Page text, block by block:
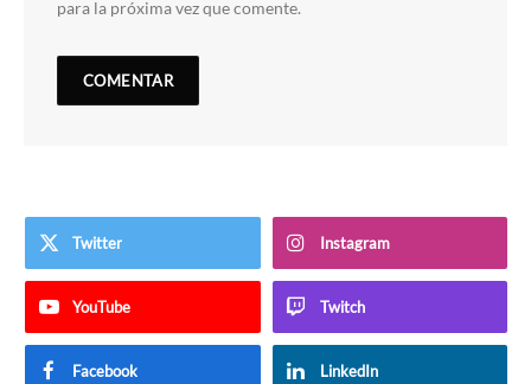
para la próxima vez que comente.
Twitter Instagram
YouTube Twitch
Facebook LinkedIn